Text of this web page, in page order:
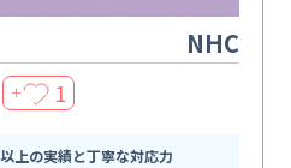
NHC
＋ 1
上の実績と丁寧な対応力